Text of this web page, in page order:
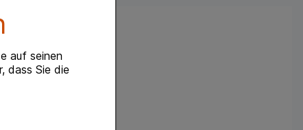
auf seinen
dass Sie die